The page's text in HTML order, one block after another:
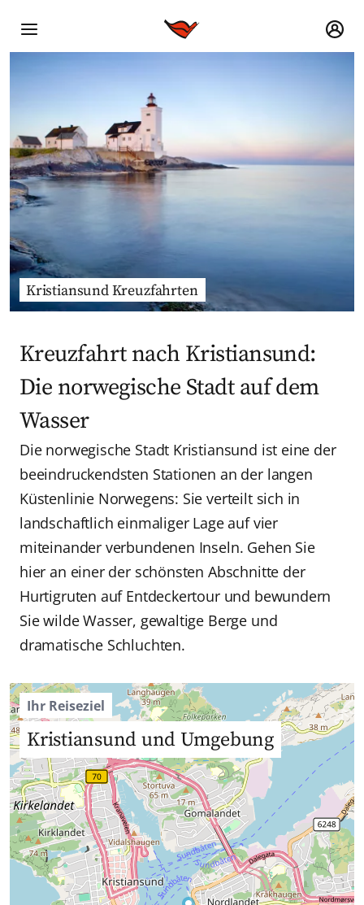
Kristiansund Kreuzfahrten
Kreuzfahrt nach Kristiansund:
Die norwegische Stadt auf dem
Wasser
Die norwegische Stadt Kristiansund ist eine der
beeindruckendsten Stationen an der langen
Küstenlinie Norwegens: Sie verteilt sich in
landschaftlich einmaliger Lage auf vier
miteinander verbundenen Inseln. Gehen Sie
hier an einer der schönsten Abschnitte der
Hurtigruten auf Entdeckertour und bewundern
Sie wilde Wasser, gewaltige Berge und
dramatische Schluchten.
Ihr Reiseziel
Kristiansund und Umgebung